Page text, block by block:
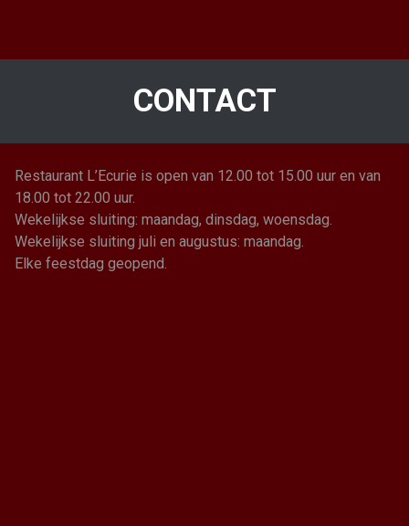
CONTACT
Restaurant L’Ecurie is open van 12.00 tot 15.00 uur en van
18.00 tot 22.00 uur.
Wekelijkse sluiting: maandag, dinsdag, woensdag.
Wekelijkse sluiting juli en augustus: maandag.
Elke feestdag geopend.